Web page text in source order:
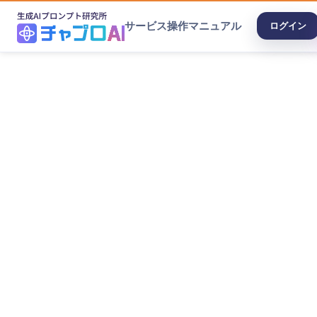
サービス操作マニュアル ログイン